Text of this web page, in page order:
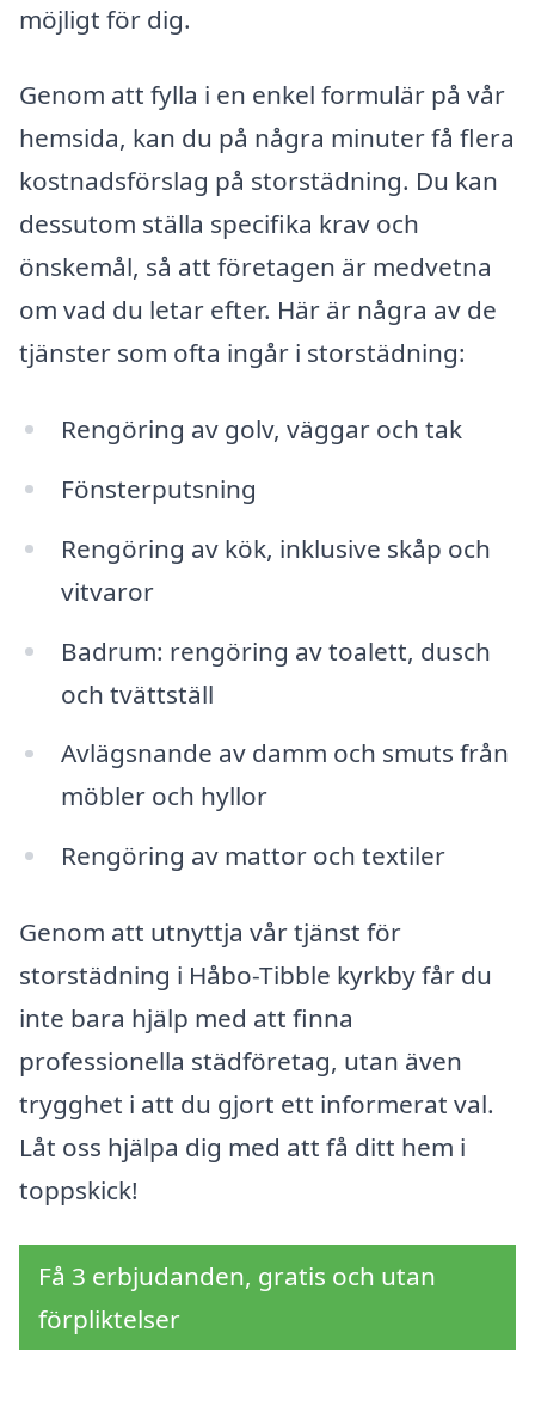
möjligt för dig.
Genom att fylla i en enkel formulär på vår
hemsida, kan du på några minuter få flera
kostnadsförslag på storstädning. Du kan
dessutom ställa specifika krav och
önskemål, så att företagen är medvetna
om vad du letar efter. Här är några av de
tjänster som ofta ingår i storstädning:
Rengöring av golv, väggar och tak
Fönsterputsning
Rengöring av kök, inklusive skåp och
vitvaror
Badrum: rengöring av toalett, dusch
och tvättställ
Avlägsnande av damm och smuts från
möbler och hyllor
Rengöring av mattor och textiler
Genom att utnyttja vår tjänst för
storstädning i Håbo-Tibble kyrkby får du
inte bara hjälp med att finna
professionella städföretag, utan även
trygghet i att du gjort ett informerat val.
Låt oss hjälpa dig med att få ditt hem i
toppskick!
Få 3 erbjudanden, gratis och utan
förpliktelser